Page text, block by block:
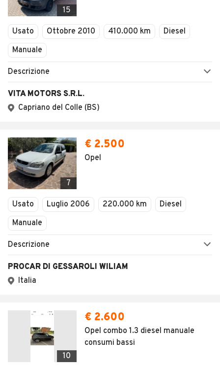
15
Usato Ottobre 2010 410.000 km
Diesel
Manuale
Descrizione
VITA MOTORS S.R.L.
Capriano del Colle (BS)
7
€ 2.500
Opel
Usato Luglio 2006 220.000 km
Diesel
Manuale
Descrizione
PROCAR DI GESSAROLI WILIAM
Italia
10
€ 2.600
Opel combo 1.3 diesel manuale
consumi bassi